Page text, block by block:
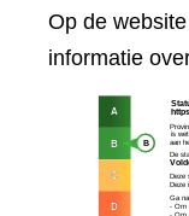
Op de website
informatie